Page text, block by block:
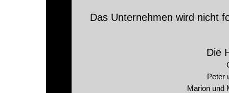
Das Unternehmen wird nicht
Die
Peter
Marion und